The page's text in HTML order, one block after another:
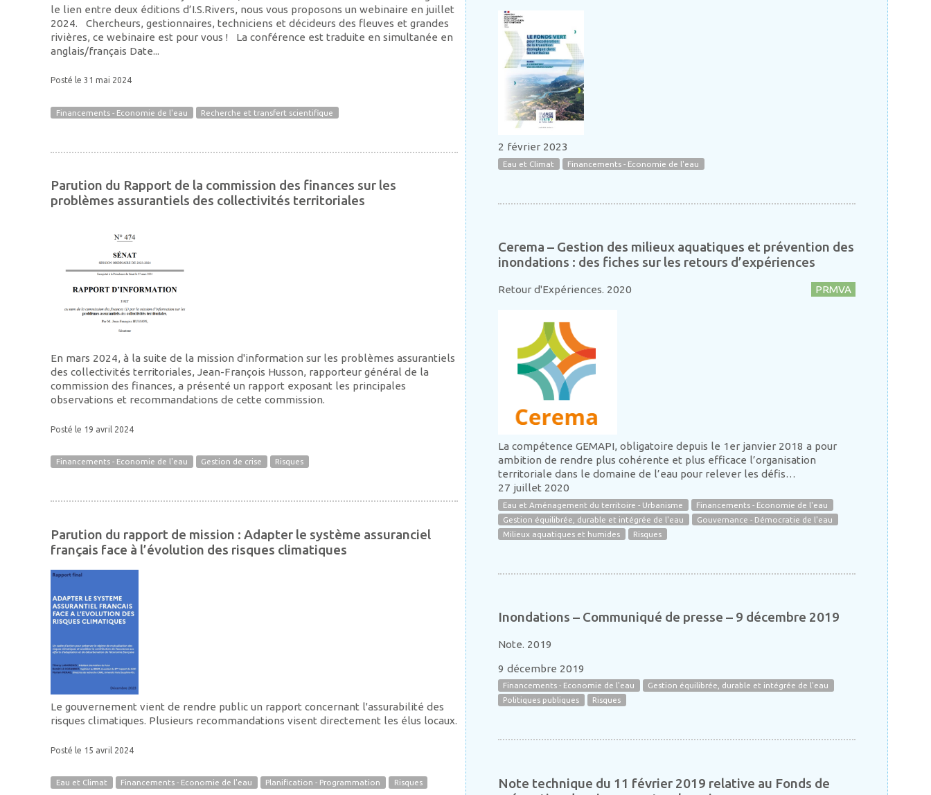
le lien entre deux éditions d’I.S.Rivers, nous vous proposons un webinaire en juillet
2024. Chercheurs, gestionnaires, techniciens et décideurs des fleuves et grandes
rivières, ce webinaire est pour vous ! La conférence est traduite en simultanée en
anglais/français Date...
Posté le 31 mai 2024
Financements - Economie de l'eau Recherche et transfert scientifique
Parution du Rapport de la commission des finances sur les
problèmes assurantiels des collectivités territoriales
En mars 2024, à la suite de la mission d'information sur les problèmes assurantiels
des collectivités territoriales, Jean-François Husson, rapporteur général de la
commission des finances, a présenté un rapport exposant les principales
observations et recommandations de cette commission.
Posté le 19 avril 2024
Financements - Economie de l'eau Gestion de crise Risques
Parution du rapport de mission : Adapter le système assuranciel
français face à l’évolution des risques climatiques
Le gouvernement vient de rendre public un rapport concernant l'assurabilité des
risques climatiques. Plusieurs recommandations visent directement les élus locaux.
Posté le 15 avril 2024
Eau et Climat Financements - Economie de l'eau Planification - Programmation Risques
2 février 2023
Eau et Climat Financements - Economie de l'eau
Cerema – Gestion des milieux aquatiques et prévention des
inondations : des fiches sur les retours d’expériences
Retour d'Expériences. 2020 PRMVA
La compétence GEMAPI, obligatoire depuis le 1er janvier 2018 a pour
ambition de rendre plus cohérente et plus efficace l’organisation
territoriale dans le domaine de l’eau pour relever les défis…
27 juillet 2020
Eau et Aménagement du territoire - Urbanisme
Financements - Economie de l'eau
Gestion équilibrée, durable et intégrée de l'eau
Gouvernance - Démocratie de l'eau
Milieux aquatiques et humides
Risques
Inondations – Communiqué de presse – 9 décembre 2019
Note. 2019
9 décembre 2019
Financements - Economie de l'eau
Gestion équilibrée, durable et intégrée de l'eau
Politiques publiques
Risques
Note technique du 11 février 2019 relative au Fonds de